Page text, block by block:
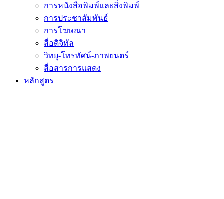
การหนังสือพิมพ์และสิ่งพิมพ์
การประชาสัมพันธ์
การโฆษณา
สื่อดิจิทัล
วิทยุ-โทรทัศน์-ภาพยนตร์
สื่อสารการแสดง
หลักสูตร